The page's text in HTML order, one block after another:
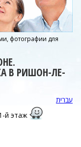
фотографии для
В РИШОН-ЛЕ-
עברית
й этаж